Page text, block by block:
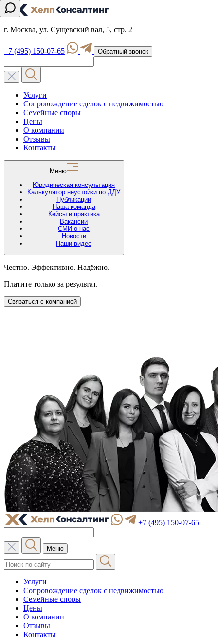
г. Москва, ул. Сущевский вал, 5, стр. 2
+7 (495) 150-07-65 Обратный звонок
Услуги
Сопровождение сделок с недвижимостью
Семейные споры
Цены
О компании
Отзывы
Контакты
Меню
Юридическая консультация
Калькулятор неустойки по ДДУ
Публикации
Наша команда
Кейсы и практика
Вакансии
СМИ о нас
Новости
Наши видео
Честно. Эффективно. Надёжно.
Платите только за результат.
Связаться с компанией
+7 (495) 150-07-65
Меню
Услуги
Сопровождение сделок с недвижимостью
Семейные споры
Цены
О компании
Отзывы
Контакты